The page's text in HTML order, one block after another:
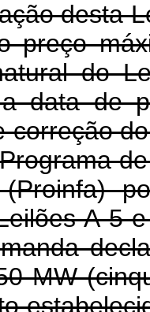
desta
preço
do
data de
correção
(Proinfa)
A-5
MW